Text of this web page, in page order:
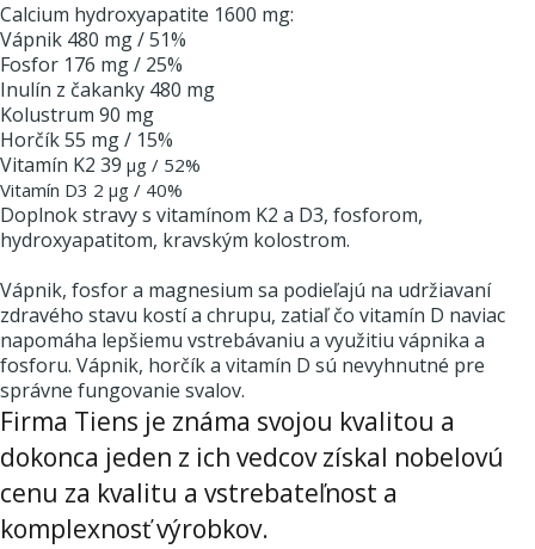
Calcium hydroxyapatite 1600 mg:
Vápnik 480 mg / 51%
Fosfor 176 mg / 25%
Inulín z čakanky 480 mg
Kolustrum 90 mg
Horčík 55 mg / 15%
Vitamín K2 39 μg / 52%
Vitamín D3 2 μg / 40%
Doplnok stravy s vitamínom K2 a D3, fosforom,
hydroxyapatitom, kravským kolostrom.
Vápnik, fosfor a magnesium sa podieľajú na udržiavaní
zdravého stavu kostí a chrupu, zatiaľ čo vitamín D naviac
napomáha lepšiemu vstrebávaniu a využitiu vápnika a
fosforu. Vápnik, horčík a vitamín D sú nevyhnutné pre
správne fungovanie svalov.
Firma Tiens je známa svojou kvalitou a
dokonca jeden z ich vedcov získal nobelovú
cenu za kvalitu a vstrebateľnost a
komplexnosť výrobkov.